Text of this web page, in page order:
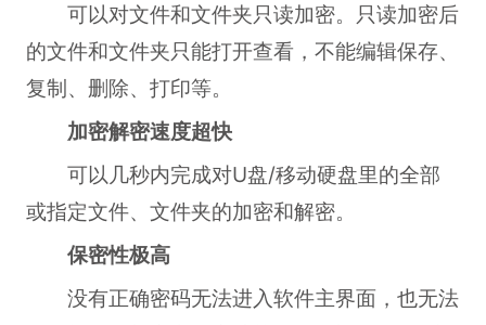
可以对文件和文件夹只读加密。只读加密后
的文件和文件夹只能打开查看，不能编辑保存、
复制、删除、打印等。
加密解密速度超快
可以几秒内完成对U盘/移动硬盘里的全部
或指定文件、文件夹的加密和解密。
保密性极高
没有正确密码无法进入软件主界面，也无法